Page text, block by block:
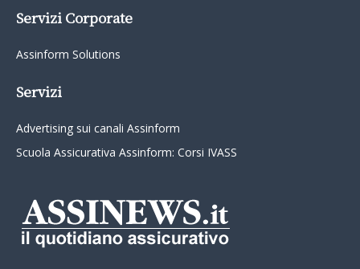
Servizi Corporate
Assinform Solutions
Servizi
Advertising sui canali Assinform
Scuola Assicurativa Assinform: Corsi IVASS